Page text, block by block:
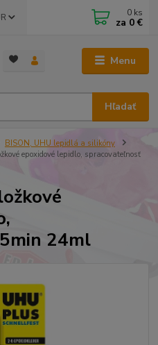
Menu
Hľadať
0 ks
za 0 €
BISON, UHU lepidlá a silikóny
epoxidové lepidlo, spracovateľnosť
24ml